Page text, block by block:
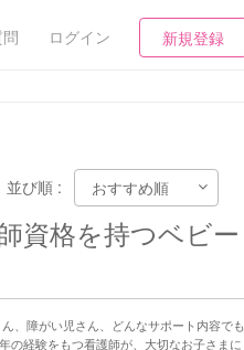
ログイン 新規登録
並び順 :
資格を持つベビー
、障がい児さん、どんなサポート内容でも
の経験をもつ看護師が、大切なお子さまに